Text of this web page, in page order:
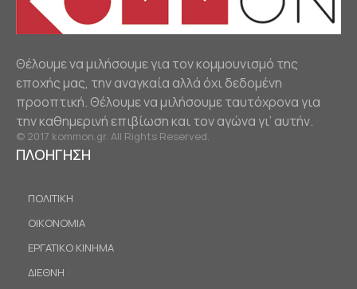
Θέλουμε να μιλήσουμε για τον κομμουνισμό της
εποχής μας, την αναγκαία αλλά όχι δεδομένη
προοπτική. Θέλουμε να μιλήσουμε ταυτόχρονα για
την καθημερινή επιβίωση και τον αγώνα γι’ αυτήν.
© 2017 kommon.gr. All Rights Reserved.
ΠΛΟΗΓΗΣΗ
ΠΟΛΙΤΙΚΗ
ΟΙΚΟΝΟΜΙΑ
ΕΡΓΑΤΙΚΟ ΚΙΝΗΜΑ
ΔΙΕΘΝΗ